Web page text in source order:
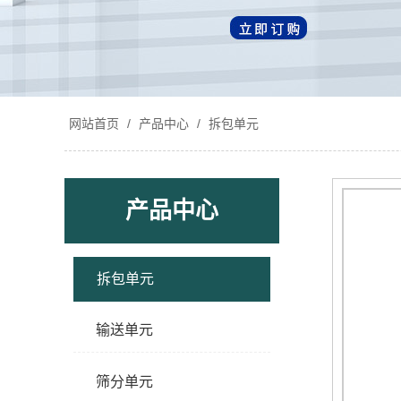
网站首页 / 产品中心 / 拆包单元
产品中心
拆包单元
输送单元
筛分单元